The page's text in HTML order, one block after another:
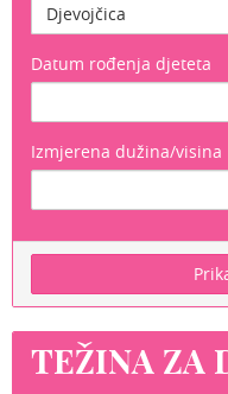
Djevojčica
Datum rođenja djeteta
Izmjerena dužina/visina
TEŽINA ZA